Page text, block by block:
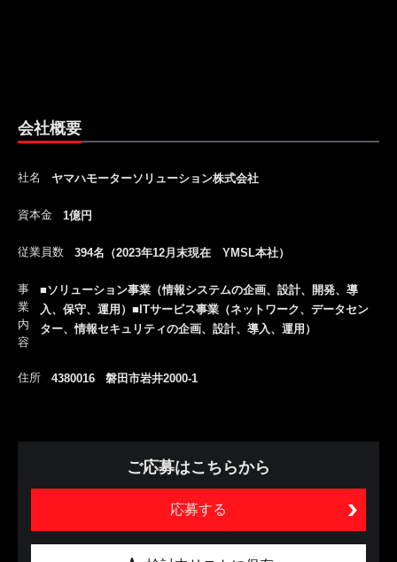
会社概要
社名 ヤマハモーターソリューション株式会社
資本金 1億円
従業員数 394名（2023年12月末現在 YMSL本社）
事
業
内
容
■ソリューション事業（情報システムの企画、設計、開発、導
入、保守、運用）■ITサービス事業（ネットワーク、データセン
ター、情報セキュリティの企画、設計、導入、運用）
住所 4380016 磐田市岩井2000-1
ご応募はこちらから
応募する